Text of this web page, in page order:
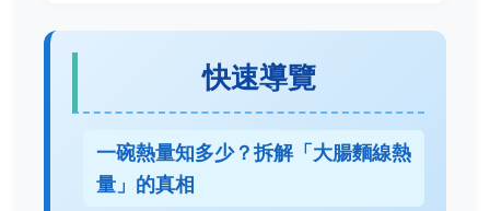
快速導覽
一碗熱量知多少？拆解「大腸麵線熱
量」的真相